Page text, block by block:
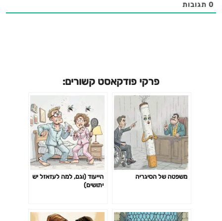
0 תגובות
פרקי פודקאסט קשורים:
משפטה של הסיגריה
הייעוד (וגם, למה לעזאזל יש
יתושים)